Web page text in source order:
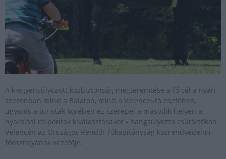
A kiegyensúlyozott közbiztonság megteremtése a fő cél a nyári
szezonban mind a Balaton, mind a Velencei-tó esetében,
ugyanis a turisták körében ez szerepel a második helyen a
nyaralási célpontok kiválasztásakor - hangsúlyozta csütörtökön
Velencén az Országos Rendőr-főkapitányság közrendvédelmi
főosztályának vezetője.